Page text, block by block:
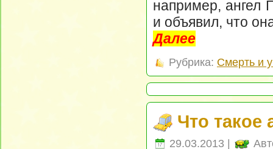
например, ангел
и объявил, что
Далее
Рубрика: Смерть и
Что такое
29.03.2013 |